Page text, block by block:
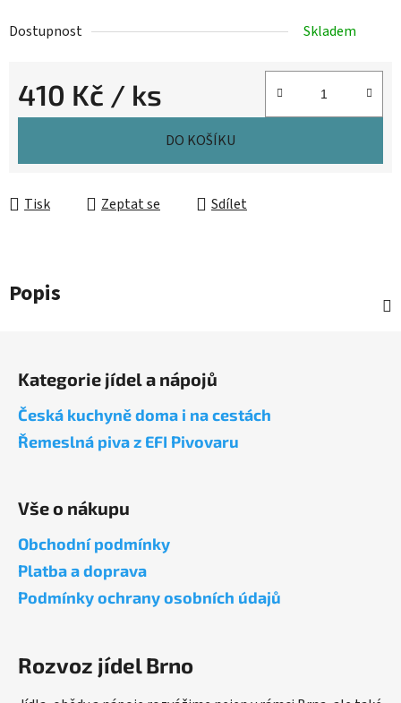
Dostupnost Skladem
410 Kč / ks
Měrná cena:
DO KOŠÍKU
Tisk Zeptat se Sdílet
Popis
Kategorie jídel a nápojů
Česká kuchyně doma i na cestách
Řemeslná piva z EFI Pivovaru
Vše o nákupu
Obchodní podmínky
Platba a doprava
Podmínky ochrany osobních údajů
Rozvoz jídel Brno